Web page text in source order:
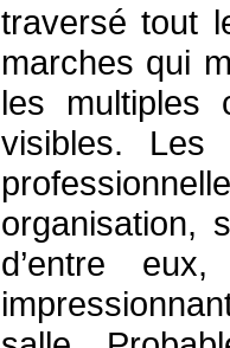
traversé tout
marches qui
les multiples
visibles. Les
organisation,
d’entre